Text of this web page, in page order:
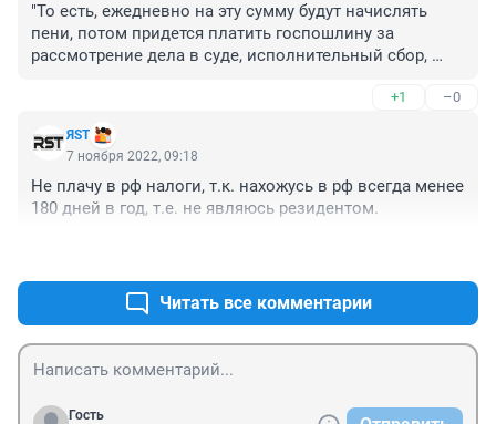
"То есть, ежедневно на эту сумму будут начислять
пени, потом придется платить госпошлину за
рассмотрение дела в суде, исполнительный сбор,
Ну, не всё так жёстко. Я в прошлые годы по первости
напрочь забыл о налоге на квартиру, а уведомления
приходили на старый ящик. Где-то к марту при
посещении госуслуг увидел плашку о неуплаченном
налоге и накапавших пенях в размере аж... рублей 60,
+1 –0
ЯST
7 ноября 2022, 09:18
Не плачу в рф налоги, т.к. нахожусь в рф всегда менее
180 дней в год, т.е. не являюсь резидентом.
Читать все комментарии
Гость